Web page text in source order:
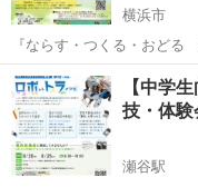
横浜市
『ならす・つくる・おど
大好評の夏休み特別プログ
リ島の不思議な芸能、ガム
うクリエイション・...
神奈川 横浜市 ワーク
【中学
技・体験
瀬谷駅